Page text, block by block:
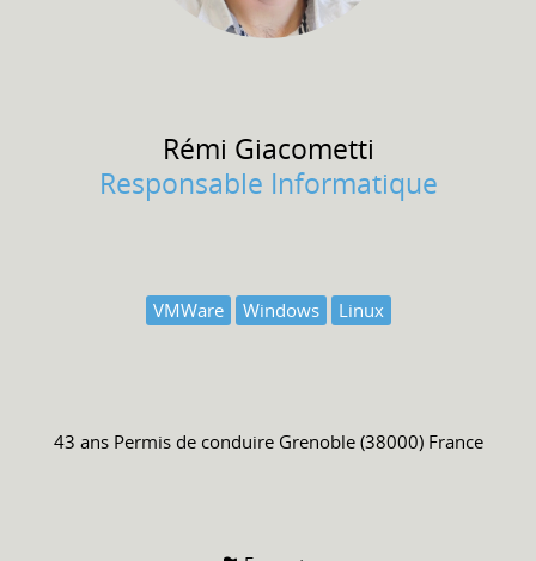
Rémi Giacometti
Responsable Informatique
VMWare Windows Linux
43 ans Permis de conduire Grenoble (38000) France